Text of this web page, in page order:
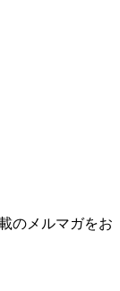
のメルマガをお